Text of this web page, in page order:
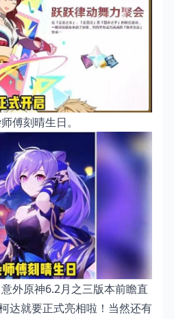
傅刻晴生日。
外原神6.2月之三版本前瞻直
达就要正式亮相啦！当然还有